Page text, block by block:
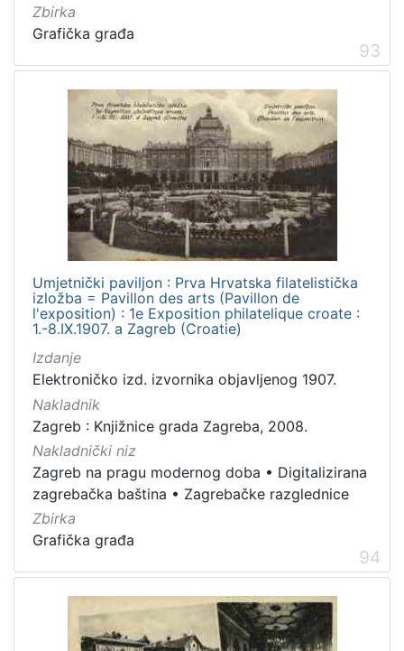
Zbirka
Grafička građa
93
Umjetnički paviljon : Prva Hrvatska filatelistička
izložba = Pavillon des arts (Pavillon de
l'exposition) : 1e Exposition philatelique croate :
1.-8.IX.1907. a Zagreb (Croatie)
Izdanje
Elektroničko izd. izvornika objavljenog 1907.
Nakladnik
Zagreb : Knjižnice grada Zagreba, 2008.
Nakladnički niz
Zagreb na pragu modernog doba • Digitalizirana
zagrebačka baština • Zagrebačke razglednice
Zbirka
Grafička građa
94